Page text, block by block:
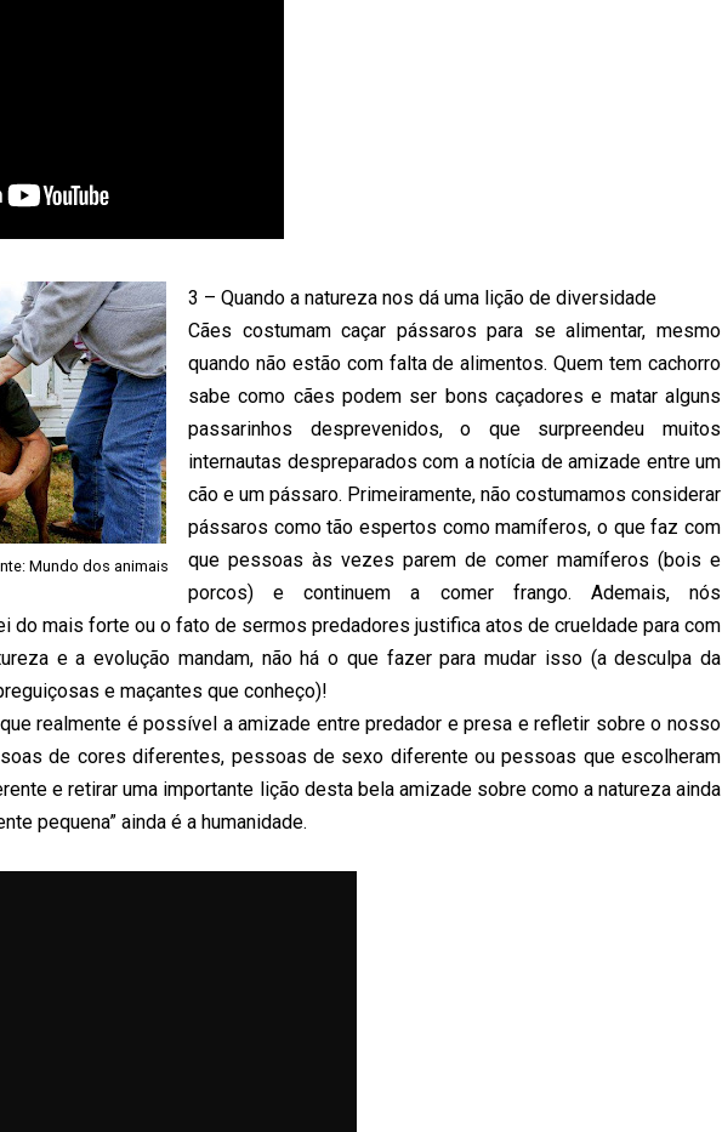
Mundo dos animais
3 – Quando a natureza nos dá uma lição de diversidade
Cães costumam caçar pássaros para se alimentar, mesmo
quando não estão com falta de alimentos. Quem tem cachorro
sabe como cães podem ser bons caçadores e matar alguns
passarinhos desprevenidos, o que surpreendeu muitos
internautas despreparados com a notícia de amizade entre um
cão e um pássaro. Primeiramente, não costumamos considerar
pássaros como tão espertos como mamíferos, o que faz com
que pessoas às vezes parem de comer mamíferos (bois e
porcos) e continuem a comer frango. Ademais, nós
do mais forte ou o fato de sermos predadores justifica atos de crueldade para com
e a evolução mandam, não há o que fazer para mudar isso (a desculpa da
e maçantes que conheço)!
realmente é possível a amizade entre predador e presa e refletir sobre o nosso
de cores diferentes, pessoas de sexo diferente ou pessoas que escolheram
e retirar uma importante lição desta bela amizade sobre como a natureza ainda
pequena” ainda é a humanidade.